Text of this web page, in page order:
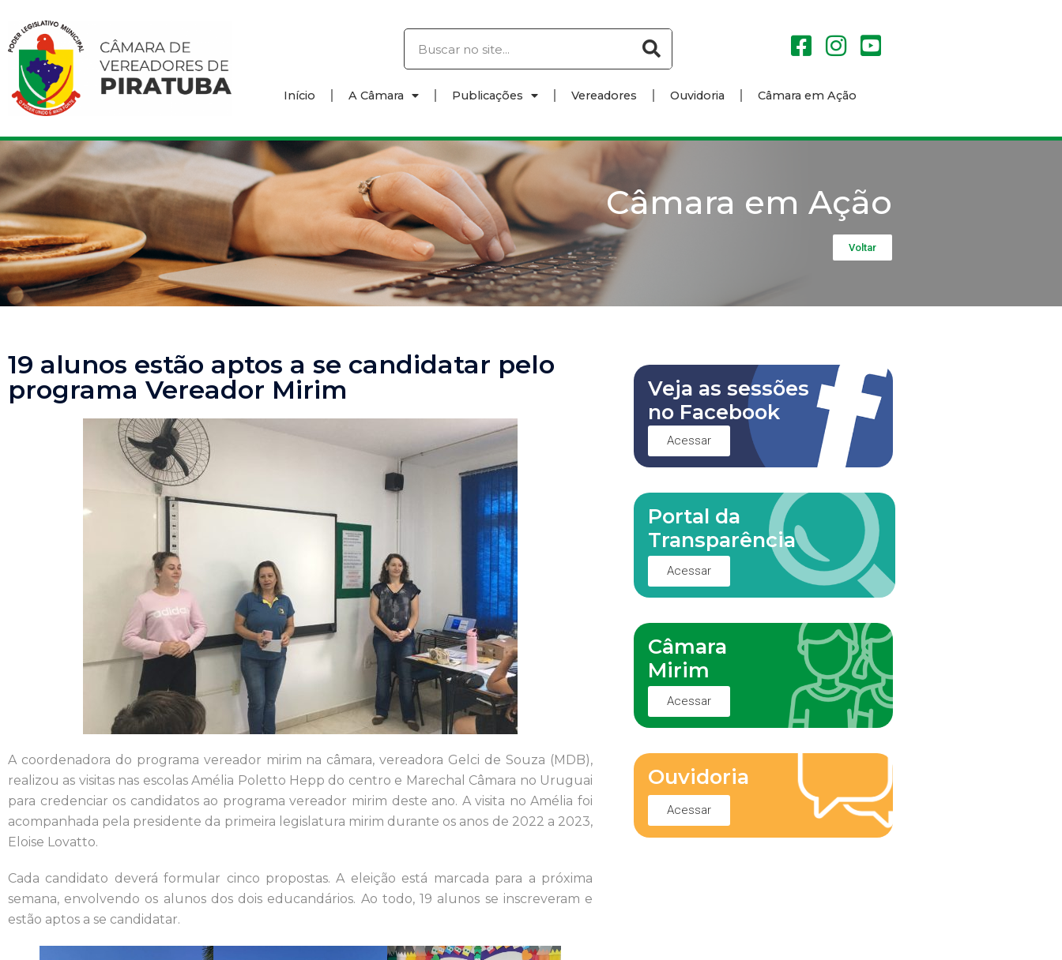
Início A Câmara Publicações Vereadores Ouvidoria Câmara em Ação
Câmara em Ação
Voltar
19 alunos estão aptos a se candidatar pelo
programa Vereador Mirim
A coordenadora do programa vereador mirim na câmara, vereadora Gelci de Souza (MDB),
realizou as visitas nas escolas Amélia Poletto Hepp do centro e Marechal Câmara no Uruguai
para credenciar os candidatos ao programa vereador mirim deste ano. A visita no Amélia foi
acompanhada pela presidente da primeira legislatura mirim durante os anos de 2022 a 2023,
Eloise Lovatto.
Cada candidato deverá formular cinco propostas. A eleição está marcada para a próxima
semana, envolvendo os alunos dos dois educandários. Ao todo, 19 alunos se inscreveram e
estão aptos a se candidatar.
Veja as sessões
no Facebook
Acessar
Portal da
Transparência
Acessar
Câmara
Mirim
Acessar
Ouvidoria
Acessar